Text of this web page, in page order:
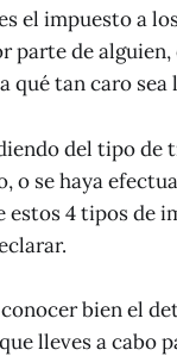
el impuesto a
parte de
qué tan caro sea
del tipo de
o se haya
estos 4 tipos de
bien el
lleves a cabo